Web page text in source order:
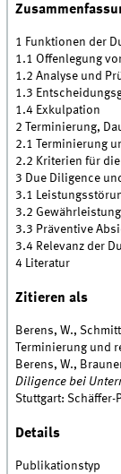
1 Funktionen der
1.1 Offenlegung
1.2 Analyse und
1.3
1.4 Exkulpation
2 Terminierung,
2.1 Terminierung
2.2 Kriterien für
3 Due Diligence
3.1
3.2
3.3 Präventive
3.4 Relevanz der
4 Literatur
Zitieren als
Berens, W.,
Terminierung und
Berens, W.,
Diligence bei
Stuttgart: Schäffer-
Details
Publikationstyp